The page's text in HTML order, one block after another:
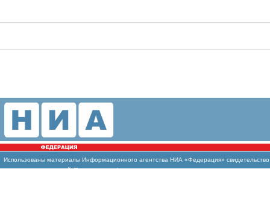
Использованы материалы Информационного агентства НИА «Федерация»
массовых коммуникаций (Роскомнадзор)